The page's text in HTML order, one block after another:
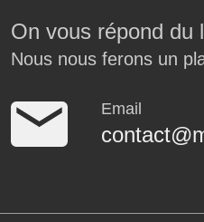
On vous répond du
Nous nous ferons un
Email